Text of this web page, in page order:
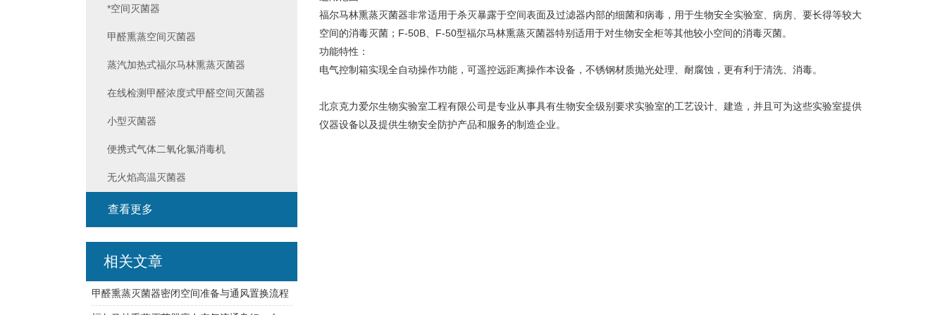
福尔马林熏蒸灭菌器非常适用于杀灭暴露于空间表面及过滤器内部的细菌和病毒，用于生物安全实验室、病房、要长得等较大
空间的消毒灭菌；F-50B、F-50型福尔马林熏蒸灭菌器特别适用于对生物安全柜等其他较小空间的消毒灭菌。
功能特性：
电气控制箱实现全自动操作功能，可遥控远距离操作本设备，不锈钢材质抛光处理、耐腐蚀，更有利于清洗、消毒。
北京克力爱尔生物实验室工程有限公司是专业从事具有生物安全级别要求实验室的工艺设计、建造，并且可为这些实验室提供
仪器设备以及提供生物安全防护产品和服务的制造企业。
*空间灭菌器
甲醛熏蒸空间灭菌器
蒸汽加热式福尔马林熏蒸灭菌器
在线检测甲醛浓度式甲醛空间灭菌器
小型灭菌器
便携式气体二氧化氯消毒机
无火焰高温灭菌器
查看更多
相关文章
甲醛熏蒸灭菌器密闭空间准备与通风置换流程